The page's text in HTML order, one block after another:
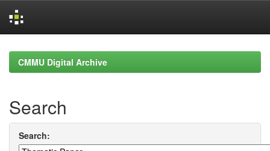
navigationCMMU Digital Archive
Search
Search: